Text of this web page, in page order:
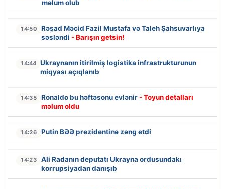
məlum olub
14:50
Rəşad Məcid Fazil Mustafa və Taleh Şahsuvarlıya
səsləndi - Barışın getsin!
14:44 Ukraynanın itirilmiş logistika infrastrukturunun
miqyası açıqlanıb
14:35 Ronaldo bu həftəsonu evlənir - Toyun detalları
məlum oldu
14:26 Putin BƏƏ prezidentinə zəng etdi
14:23
Ali Radanın deputatı Ukrayna ordusundakı
korrupsiyadan danışıb